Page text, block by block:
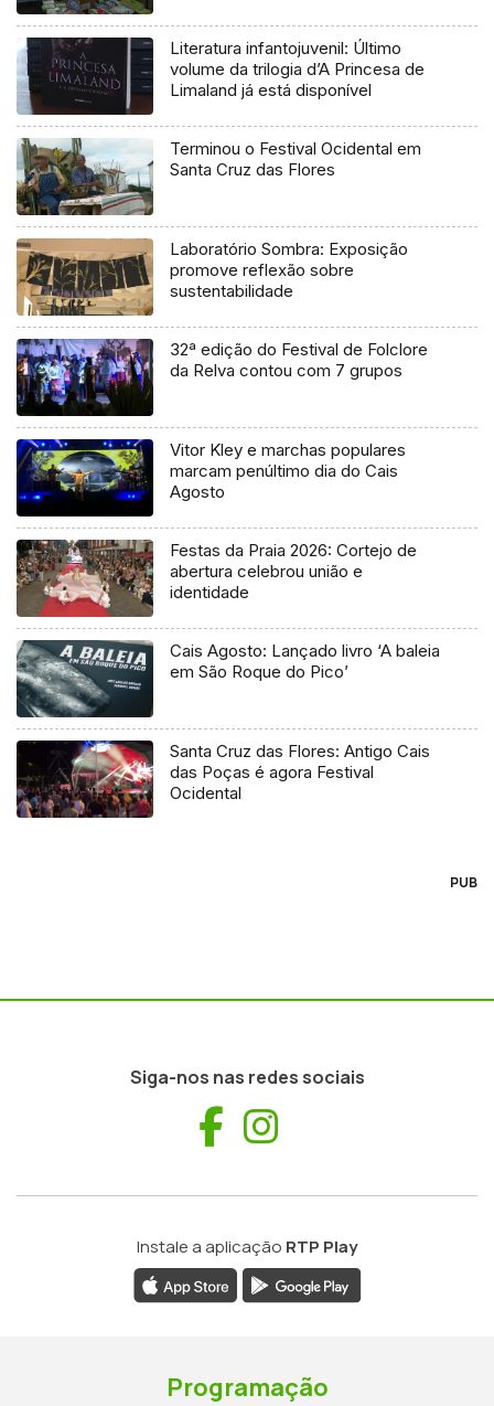
Literatura infantojuvenil: Último
volume da trilogia d’A Princesa de
Limaland já está disponível
Terminou o Festival Ocidental em
Santa Cruz das Flores
Laboratório Sombra: Exposição
promove reflexão sobre
sustentabilidade
32ª edição do Festival de Folclore
da Relva contou com 7 grupos
Vitor Kley e marchas populares
marcam penúltimo dia do Cais
Agosto
Festas da Praia 2026: Cortejo de
abertura celebrou união e
identidade
Cais Agosto: Lançado livro ‘A baleia
em São Roque do Pico’
Santa Cruz das Flores: Antigo Cais
das Poças é agora Festival
Ocidental
PUB
Siga-nos nas redes sociais
Facebook
Instale a aplicação RTP Play
Programação